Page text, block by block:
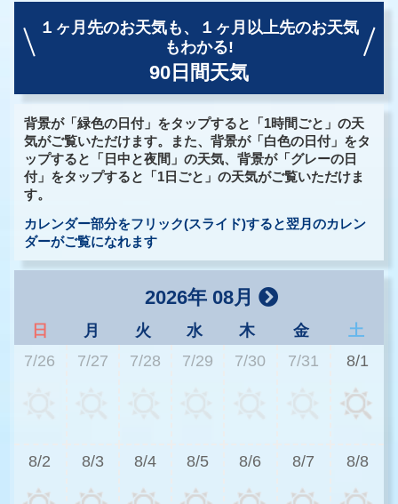
１ヶ月先のお天気も、
１ヶ月以上先のお天気
もわかる!
90日間天気
背景が「緑色の日付」をタップすると「1時間ごと」の天
気がご覧いただけます。また、背景が「白色の日付」をタ
ップすると「日中と夜間」の天気、背景が「グレーの日
付」をタップすると「1日ごと」の天気がご覧いただけま
す。
カレンダー部分をフリック(スライド)すると翌月のカレン
ダーがご覧になれます
2026年 08月
日 月 火 水 木 金
土
7/26
7/27 7/28 7/29 7/30 7/31 8/1
8/2 8/3 8/4 8/5 8/6 8/7 8/8